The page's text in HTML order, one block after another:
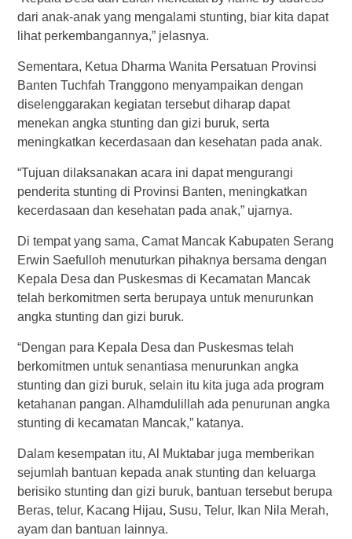
dari anak-anak yang mengalami stunting, biar kita dapat
lihat perkembangannya,” jelasnya.
Sementara, Ketua Dharma Wanita Persatuan Provinsi
Banten Tuchfah Tranggono menyampaikan dengan
diselenggarakan kegiatan tersebut diharap dapat
menekan angka stunting dan gizi buruk, serta
meningkatkan kecerdasaan dan kesehatan pada anak.
“Tujuan dilaksanakan acara ini dapat mengurangi
penderita stunting di Provinsi Banten, meningkatkan
kecerdasaan dan kesehatan pada anak,” ujarnya.
Di tempat yang sama, Camat Mancak Kabupaten Serang
Erwin Saefulloh menuturkan pihaknya bersama dengan
Kepala Desa dan Puskesmas di Kecamatan Mancak
telah berkomitmen serta berupaya untuk menurunkan
angka stunting dan gizi buruk.
“Dengan para Kepala Desa dan Puskesmas telah
berkomitmen untuk senantiasa menurunkan angka
stunting dan gizi buruk, selain itu kita juga ada program
ketahanan pangan. Alhamdulillah ada penurunan angka
stunting di kecamatan Mancak,” katanya.
Dalam kesempatan itu, Al Muktabar juga memberikan
sejumlah bantuan kepada anak stunting dan keluarga
berisiko stunting dan gizi buruk, bantuan tersebut berupa
Beras, telur, Kacang Hijau, Susu, Telur, Ikan Nila Merah,
ayam dan bantuan lainnya.